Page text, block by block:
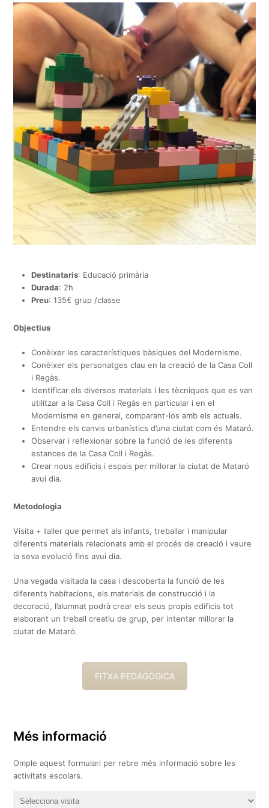
Destinataris: Educació primària
Durada: 2h
Preu: 135€ grup /classe
Objectius
Conèixer les característiques bàsiques del Modernisme.
Conèixer els personatges clau en la creació de la Casa Coll
i Regàs.
Identificar els diversos materials i les tècniques que es van
utilitzar a la Casa Coll i Regàs en particular i en el
Modernisme en general, comparant-los amb els actuals.
Entendre els canvis urbanístics d’una ciutat com és Mataró.
Observar i reflexionar sobre la funció de les diferents
estances de la Casa Coll i Regàs.
Crear nous edificis i espais per millorar la ciutat de Mataró
avui dia.
Metodologia
Visita + taller que permet als infants, treballar i manipular
diferents materials relacionats amb el procés de creació i veure
la seva evolució fins avui dia.
Una vegada visitada la casa i descoberta la funció de les
diferents habitacions, els materials de construcció i la
decoració, l’alumnat podrà crear els seus propis edificis tot
elaborant un treball creatiu de grup, per intentar millorar la
ciutat de Mataró.
FITXA PEDAGÒGICA
Més informació
Omple aquest formulari per rebre més informació sobre les
activitats escolars.